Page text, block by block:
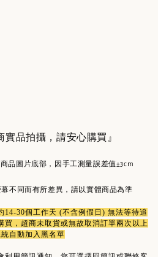
實品拍攝，請安心購買』
品圖片底部，因手工測量誤差值±3cm
不同而有所差異，請以實體商品為準
14-30個工作天 (不含例假日) 無法等待追
買，超商未取貨或無故取消訂單兩次以上
自動加入黑名單